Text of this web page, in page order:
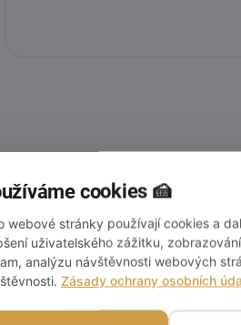
cookies 🍰
webové stránky používají cookies a
uživatelského zážitku,
analýzu návštěvnosti webových
Zásady ochrany osobních